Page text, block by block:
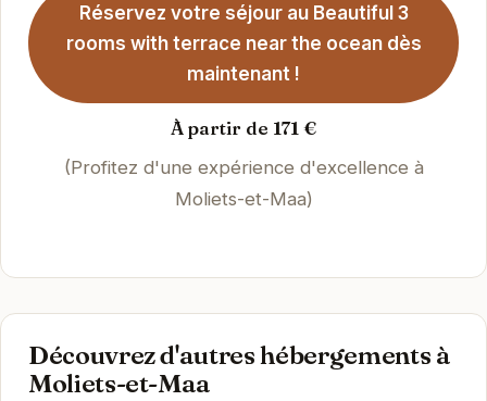
Réservez votre séjour au Beautiful 3
rooms with terrace near the ocean dès
maintenant !
À partir de 171 €
(Profitez d'une expérience d'excellence à
Moliets-et-Maa)
Découvrez d'autres hébergements à
Moliets-et-Maa